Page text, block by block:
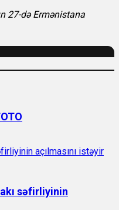
27-də Ermənistana
səfirliyinin